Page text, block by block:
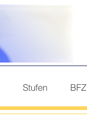
Stufen BFZ